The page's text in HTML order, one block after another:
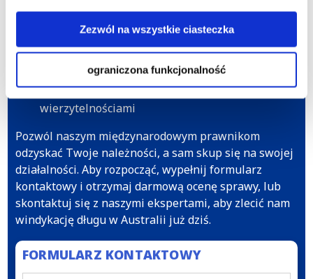
Zezwól na wszystkie ciasteczka
ograniczona funkcjonalność
Niedostarczone towary lub usługi, za które
Nieuregulowany najem lokali gospodarczych
Doradztwo w zakresie poprawy zarządzania
wierzytelnościami
Pozwól naszym międzynarodowym prawnikom
odzyskać Twoje należności, a sam skup się na swojej
działalności. Aby rozpocząć, wypełnij formularz
kontaktowy i otrzymaj darmową ocenę sprawy, lub
skontaktuj się z naszymi ekspertami, aby zlecić nam
windykację długu w Australii już dziś.
FORMULARZ KONTAKTOWY